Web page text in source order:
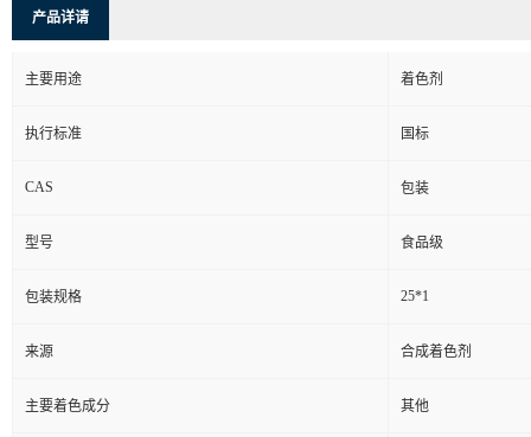
产品详请
主要用途 着色剂
执行标准 国标
CAS 包装
型号 食品级
包装规格 25*1
来源 合成着色剂
主要着色成分 其他